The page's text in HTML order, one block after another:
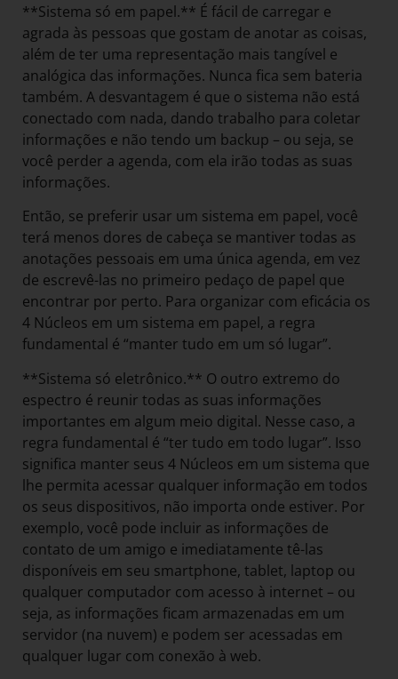
**Sistema só em papel.** É fácil de carregar e
agrada às pessoas que gostam de anotar as coisas,
além de ter uma representação mais tangível e
analógica das informações. Nunca fica sem bateria
também. A desvantagem é que o sistema não está
conectado com nada, dando trabalho para coletar
informações e não tendo um backup – ou seja, se
você perder a agenda, com ela irão todas as suas
informações.
Então, se preferir usar um sistema em papel, você
terá menos dores de cabeça se mantiver todas as
anotações pessoais em uma única agenda, em vez
de escrevê-las no primeiro pedaço de papel que
encontrar por perto. Para organizar com eficácia os
4 Núcleos em um sistema em papel, a regra
fundamental é “manter tudo em um só lugar”.
**Sistema só eletrônico.** O outro extremo do
espectro é reunir todas as suas informações
importantes em algum meio digital. Nesse caso, a
regra fundamental é “ter tudo em todo lugar”. Isso
significa manter seus 4 Núcleos em um sistema que
lhe permita acessar qualquer informação em todos
os seus dispositivos, não importa onde estiver. Por
exemplo, você pode incluir as informações de
contato de um amigo e imediatamente tê-las
disponíveis em seu smartphone, tablet, laptop ou
qualquer computador com acesso à internet – ou
seja, as informações ficam armazenadas em um
servidor (na nuvem) e podem ser acessadas em
qualquer lugar com conexão à web.